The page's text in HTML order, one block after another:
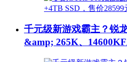
千元级新游戏霸主？锐
&amp; 265K、